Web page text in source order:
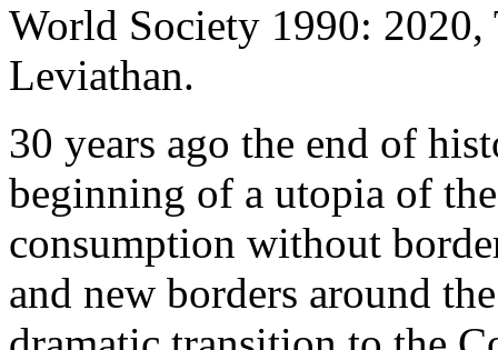
World Society 1990: 2020,
Leviathan.
30 years ago the end of
beginning of a utopia of
consumption without
and new borders around